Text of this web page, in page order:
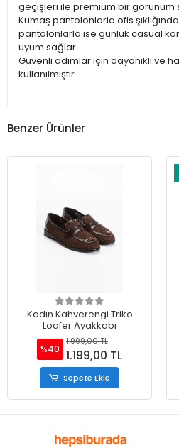
geçişleri ile premium bir görünüm
Kumaş pantolonlarla ofis
pantolonlarla ise günlük casual
uyum sağlar.
Güvenli adımlar için dayanıklı ve
kullanılmıştır.
Benzer Ürünler
Kadın Kahverengi Triko
Loafer Ayakkabı
%40
1.999,00 TL
1.199,00 TL
Sepete Ekle